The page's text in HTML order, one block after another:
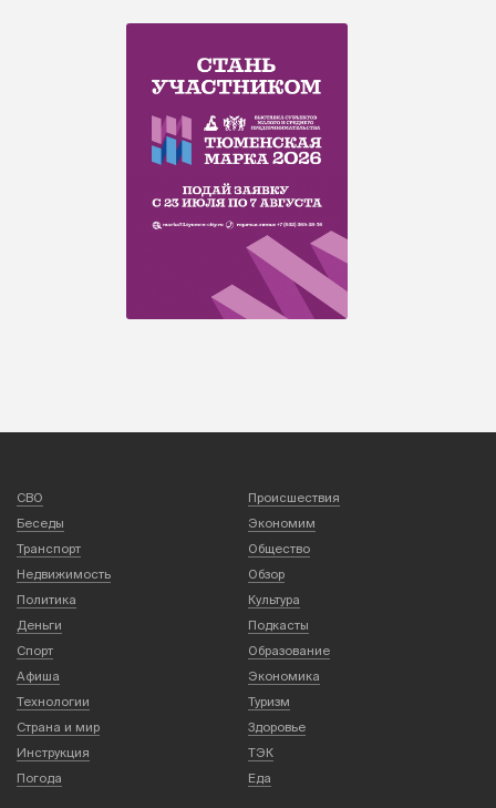
СВО
Происшествия
Беседы
Экономим
Транспорт
Общество
Недвижимость
Обзор
Политика
Культура
Деньги
Подкасты
Спорт
Образование
Афиша
Экономика
Технологии
Туризм
Страна и мир
Здоровье
Инструкция
ТЭК
Погода
Еда